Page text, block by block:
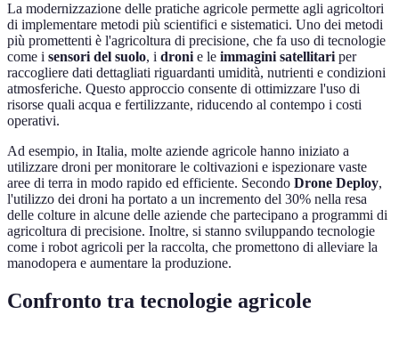
La modernizzazione delle pratiche agricole permette agli agricoltori
di implementare metodi più scientifici e sistematici. Uno dei metodi
più promettenti è l'agricoltura di precisione, che fa uso di tecnologie
come i sensori del suolo, i droni e le immagini satellitari per
raccogliere dati dettagliati riguardanti umidità, nutrienti e condizioni
atmosferiche. Questo approccio consente di ottimizzare l'uso di
risorse quali acqua e fertilizzante, riducendo al contempo i costi
operativi.
Ad esempio, in Italia, molte aziende agricole hanno iniziato a
utilizzare droni per monitorare le coltivazioni e ispezionare vaste
aree di terra in modo rapido ed efficiente. Secondo Drone Deploy,
l'utilizzo dei droni ha portato a un incremento del 30% nella resa
delle colture in alcune delle aziende che partecipano a programmi di
agricoltura di precisione. Inoltre, si stanno sviluppando tecnologie
come i robot agricoli per la raccolta, che promettono di alleviare la
manodopera e aumentare la produzione.
Confronto tra tecnologie agricole